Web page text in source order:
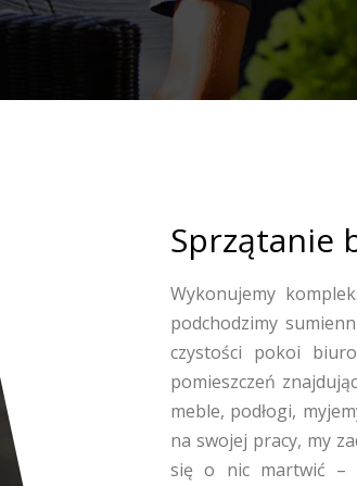
Sprzątanie
Wykonujemy
podchodzimy
czystości pokoi
pomieszczeń
meble, podłogi,
na swojej pracy, my
się o nic martwić –